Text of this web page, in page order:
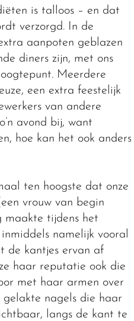
is talloos – en dat
verzorgd. In de
aanpoten geblazen
diners zijn, met ons
Meerdere
een extra feestelijk
van andere
avond bij, want
hoe kan het ook anders,
ten hoogste dat onze
vrouw van begin
tijdens het
namelijk vooral
de kantjes ervan af
haar reputatie ook die
met haar armen over
nagels die haar
langs de kant te